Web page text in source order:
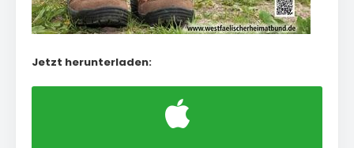
Jetzt herunterladen: